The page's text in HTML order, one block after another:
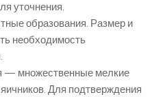
уточнения.
образования. Размер и
необходимость
— множественные мелкие
Для подтверждения